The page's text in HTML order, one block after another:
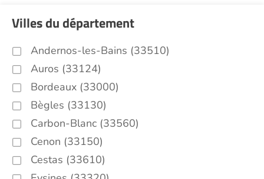
Villes du département
Andernos-les-Bains (33510)
Auros (33124)
Bordeaux (33000)
Bègles (33130)
Carbon-Blanc (33560)
Cenon (33150)
Cestas (33610)